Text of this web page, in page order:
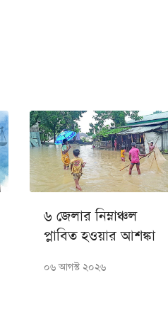
৬ জেলার নিম্নাঞ্চল
প্লাবিত হওয়ার আশঙ্কা
০৬ আগস্ট ২০২৬